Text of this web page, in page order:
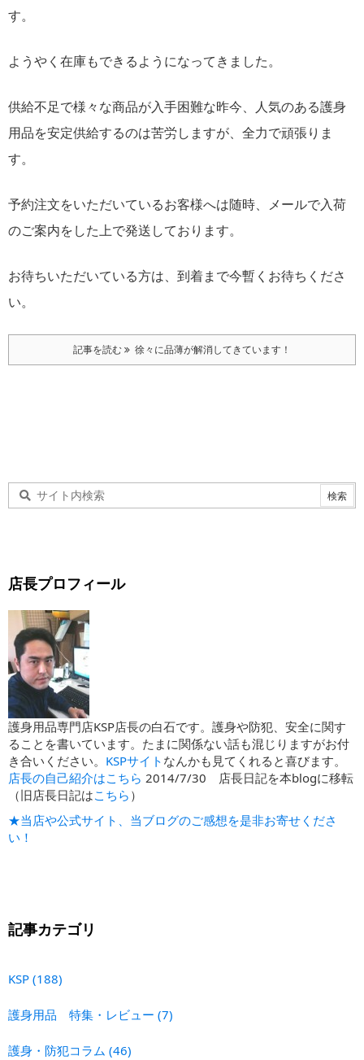
す。
ようやく在庫もできるようになってきました。
供給不足で様々な商品が入手困難な昨今、人気のある護身
用品を安定供給するのは苦労しますが、全力で頑張りま
す。
予約注文をいただいているお客様へは随時、メールで入荷
のご案内をした上で発送しております。
お待ちいただいている方は、到着まで今暫くお待ちくださ
い。
記事を読む 徐々に品薄が解消してきています！
店長プロフィール
護身用品専門店KSP店長の白石です。護身や防犯、安全に関す
ることを書いています。たまに関係ない話も混じりますがお付
き合いください。 KSPサイト なんかも見てくれると喜びます。
店長の自己紹介はこちら 2014/7/30 店長日記を本blogに移転
（旧店長日記はこちら ）
★当店や公式サイト、当ブログのご感想を是非お寄せくださ
い！
記事カテゴリ
KSP (188)
護身用品 特集・レビュー (7)
護身・防犯コラム (46)